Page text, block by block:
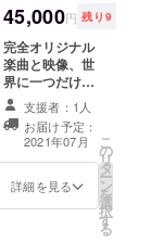
映像と合わせま
す。電子データ
(仮歌入りとカラ
オケ)でのご提
供。 (歌詞制作の
ための歌詞、手
紙、メモなど
と 映像制作の
ための10～20枚
を電子データで
ご準備ください)
45,000円 残り9
完全オリジナル
楽曲と映像、世
界に一つだけの
メロディーにオ
リジナル歌詞を
合わせた仮歌入
りとピアノ伴奏
を制作しオリジ
ナル映像と合わ
支援者：1人
お届け予定：
2021年07月
詳細を見る
こ
の
リ
タ
ー
ン
を
選
択
す
る